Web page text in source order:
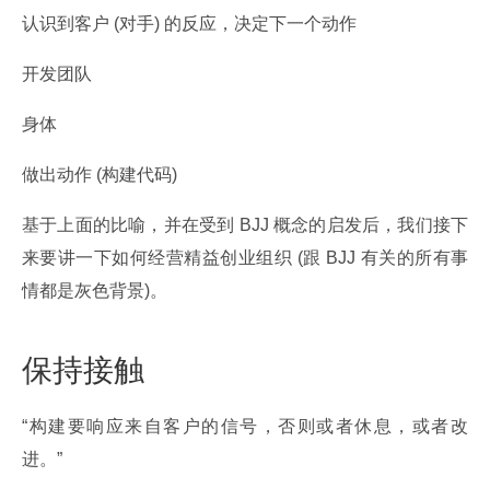
认识到客户 (对手) 的反应，决定下一个动作
开发团队
身体
做出动作 (构建代码)
基于上面的比喻，并在受到 BJJ 概念的启发后，我们接下
来要讲一下如何经营精益创业组织 (跟 BJJ 有关的所有事
情都是灰色背景)。
保持接触
“构建要响应来自客户的信号，否则或者休息，或者改
进。”